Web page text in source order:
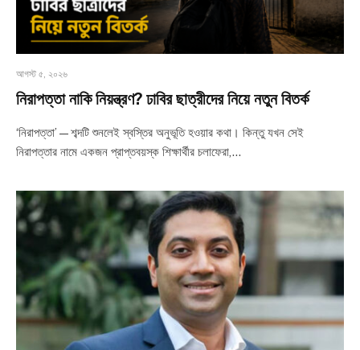
আগস্ট ৫, ২০২৬
নিরাপত্তা নাকি নিয়ন্ত্রণ? ঢাবির ছাত্রীদের নিয়ে নতুন বিতর্ক
‘নিরাপত্তা’—শব্দটি শুনলেই স্বস্তির অনুভূতি হওয়ার কথা। কিন্তু যখন সেই
নিরাপত্তার নামে একজন প্রাপ্তবয়স্ক শিক্ষার্থীর চলাফেরা,…